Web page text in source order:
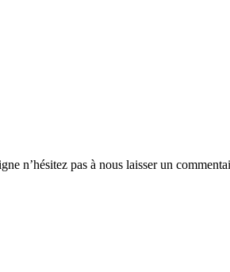
n’hésitez pas à nous laisser un